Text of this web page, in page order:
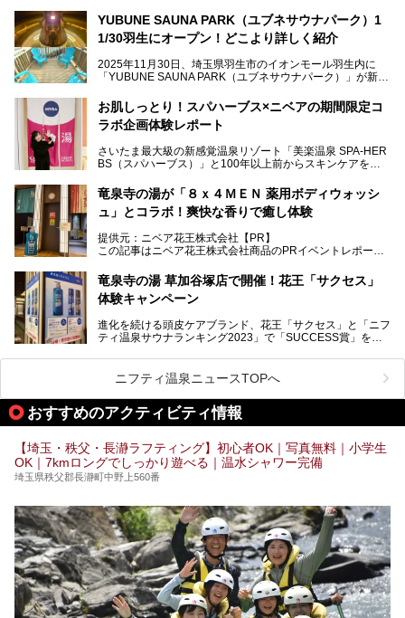
メインとなる黒湯の天然温泉や本格的なサウナをはじめ、4
種類のリラックスルームやお食事処、他施設とは一線を画す
てきました！
YUBUNE SAUNA PARK（ユブネサウナパーク）1
1/30羽生にオープン！どこより詳しく紹介
2025年11月30日、埼玉県羽生市のイオンモール羽生内に
「YUBUNE SAUNA PARK（ユブネサウナパーク）」が新規
今年の4月1日から楽久屋グループの一員となった「湯舞音
（ユブネ）」が新ブランド「YUBUNE SAUNA PARK」を立
湯舞音らしいサウナにこだわった遊び心満点の"銭湯×屋外サ
ウナ"施設で、男女別のお風呂のほか、水着やサウナ着で楽
ど、ユニークなポイントがいっぱい！
オープン前取材に行ってきましたので、早速どこより詳しく
紹介しちゃいます！
お肌しっとり！スパハーブス×ニベアの期間限定コ
ラボ企画体験レポート
さいたま最大級の新感覚温泉リゾート「美楽温泉 SPA-HER
BS（スパハーブス）」と100年以上前からスキンケアを考
読者モデルやインスタグラマーとして活躍している、美容＆
スパ大好きの畑瀬愛さんと取材してきました。
提供元：ニベア花王株式会社【PR】
この記事はニベア花王株式会社商品のPRイベントレポート
竜泉寺の湯が「８ｘ４ＭＥＮ 薬用ボディウォッシ
ュ」とコラボ！爽快な香りで癒し体験
提供元：ニベア花王株式会社【PR】
この記事はニベア花王株式会社商品のPRイベントレポート
ーーー
注目のボディウォッシュアイテム「８ｘ４ＭＥＮ 薬用ボデ
全国総合2位にランクインした人気温浴施設「竜泉寺の湯 草
加谷塚店」がコラボイベントを期間限定で開催中ということ
気になるその内容をチェックしてきました！
竜泉寺の湯 草加谷塚店で開催！花王「サクセス」
体験キャンペーン
進化を続ける頭皮ケアブランド、花王「サクセス」と「ニフ
ティ温泉サウナランキング2023」で「SUCCESS賞」を獲
ベントを開催。
早速訪問し、気になるその内容を取材してきました！
───
提供元：花王株式会社【PR】
す。
ニフティ温泉ニュースTOPへ
おすすめのアクティビティ情報
【埼玉・秩父・長瀞ラフティング】初心者OK｜写真無料｜小学生
OK｜7kmロングでしっかり遊べる｜温水シャワー完備
埼玉県秩父郡長瀞町中野上560番